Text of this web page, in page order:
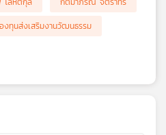
งทุนส่งเสริมงานวัฒนธรรม